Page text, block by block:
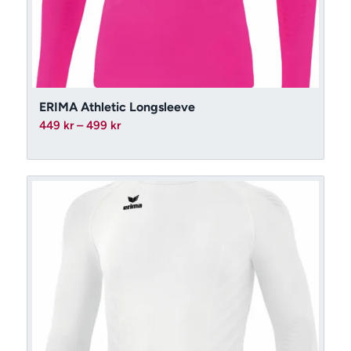
ERIMA Athletic Longsleeve
449 kr – 499 krPrisintervall:
till
499 kr